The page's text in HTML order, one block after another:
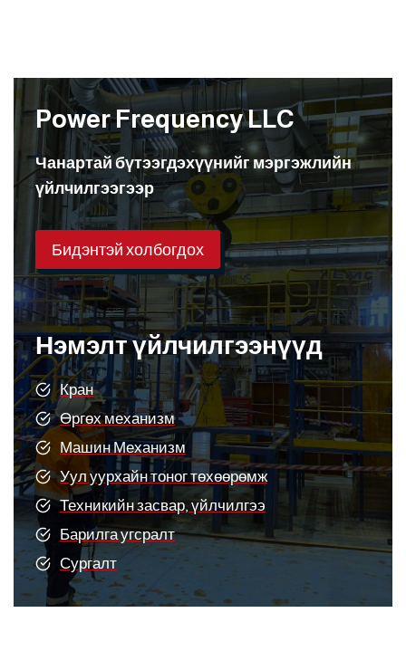
Power Frequency LLC
Чанартай бүтээгдэхүүнийг мэргэжлийн
үйлчилгээгээр
Бидэнтэй холбогдох
Нэмэлт үйлчилгээнүүд
Кран
Өргөх механизм
Машин Механизм
Уул уурхайн тоног төхөөрөмж
Техникийн засвар, үйлчилгээ
Барилга угсралт
Сургалт